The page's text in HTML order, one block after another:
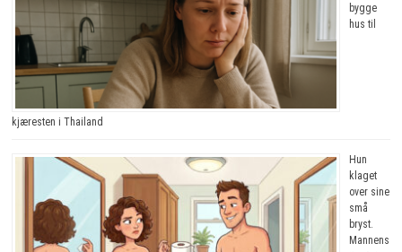
bygge
hus til
kjæresten i Thailand
Hun
klaget
over sine
små
bryst.
Mannens